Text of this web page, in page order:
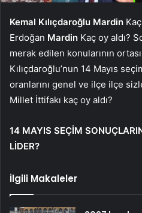
Kemal Kılıçdaroğlu Mardin
Erdoğan Mardin Kaç oy aldı?
merak edilen konularının
Kılıçdaroğlu’nun 14 Mayıs
oranlarını genel ve ilçe ilçe
Millet İttifakı kaç oy aldı?
14 MAYIS SEÇİM
LİDER?
İlgili Makaleler